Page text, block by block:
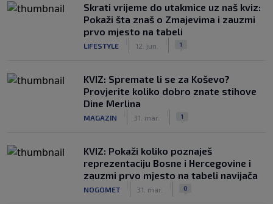
Skrati vrijeme do utakmice uz naš kviz:
Pokaži šta znaš o Zmajevima i zauzmi
prvo mjesto na tabeli
LIFESTYLE 12. jun. 1
KVIZ: Spremate li se za Koševo?
Provjerite koliko dobro znate stihove
Dine Merlina
MAGAZIN 31. mar. 1
KVIZ: Pokaži koliko poznaješ
reprezentaciju Bosne i Hercegovine i
zauzmi prvo mjesto na tabeli navijača
NOGOMET 31. mar. 0